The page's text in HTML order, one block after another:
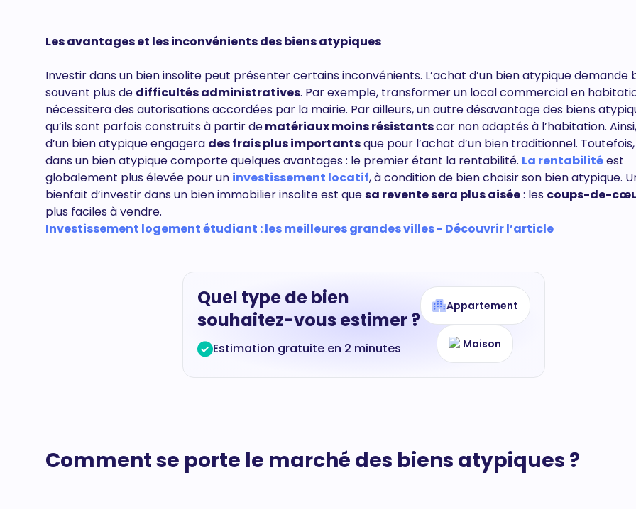
Les avantages et les inconvénients des biens atypiques
Investir dans un bien insolite peut présenter certains inconvénients. L’achat d’un bien atypique demande
souvent plus de difficultés administratives. Par exemple, transformer un local commercial en
nécessitera des autorisations accordées par la mairie. Par ailleurs, un autre désavantage des biens
qu’ils sont parfois construits à partir dematériaux moins résistantscar non adaptés à l’habitation.
d’un bien atypique engagera des frais plus importantsque pour l’achat d’un bien traditionnel.
dans un bien atypique comporte quelques avantages : le premier étant la rentabilité. La rentabilitéest
globalement plus élevée pour un investissement locatif, à condition de bien choisir son bien atypique.
bienfait d’investir dans un bien immobilier insolite est quesa revente sera plus aisée: les coups-de-
plus faciles à vendre.
Investissement logement étudiant : les meilleures grandes villes - Découvrir l’article
Quel type de bien
souhaitez-vous estimer ?
Estimation gratuite en 2 minutes
Appartement
Maison
Comment se porte le marché des biens atypiques ?